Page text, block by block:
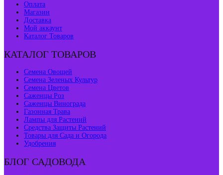
Оплата
Магазин
Доставка
Мой аккаунт
Каталог Товаров
КАТАЛОГ ТОВАРОВ
Семена Овощей
Семена Зеленых Культур
Семена Цветов
Саженцы Роз
Саженцы Винограда
Газонная Трава
Лампы для Растений
Средства Защиты Растений
Товары для Сада и Огорода
Удобрения
БЛОГ САДОВОДА